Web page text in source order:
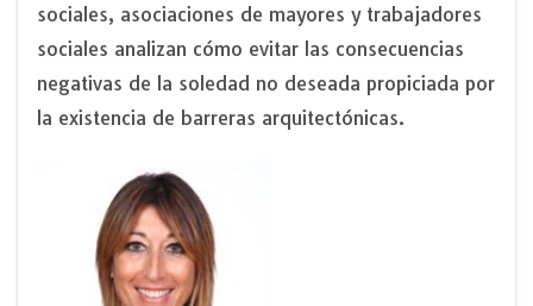
sociales, asociaciones de mayores y trabajadores
sociales analizan cómo evitar las consecuencias
negativas de la soledad no deseada propiciada por
la existencia de barreras arquitectónicas.